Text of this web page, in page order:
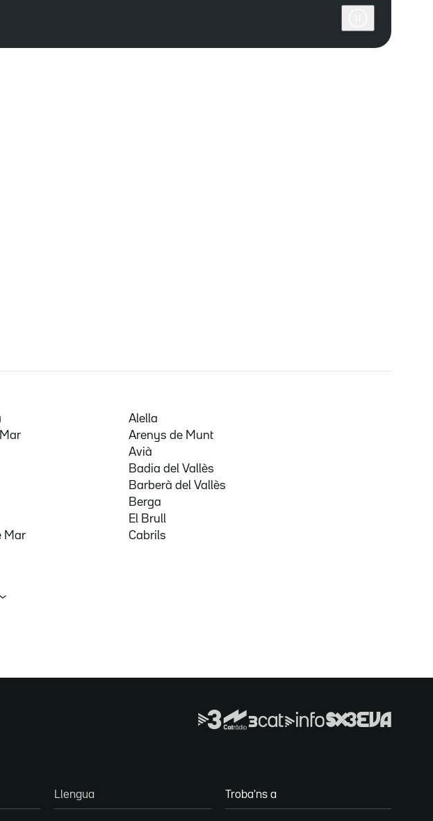
Alella
Arenys de Munt
Avià
Badia del Vallès
Barberà del Vallès
Berga
El Brull
Mar Cabrils
Llengua Troba'ns a